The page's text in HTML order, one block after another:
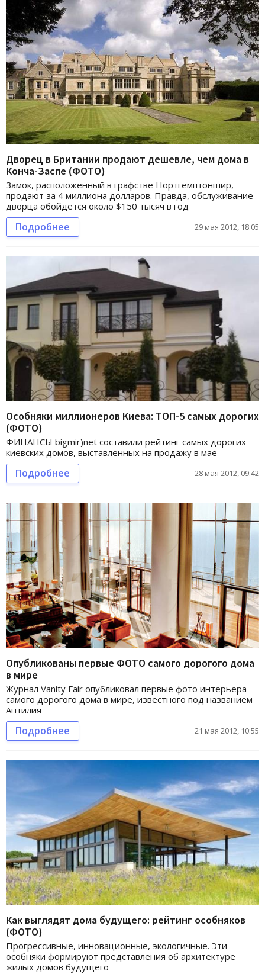
Дворец в Британии продают дешевле, чем дома в
Конча-Заспе (ФОТО)
Замок, расположенный в графстве Нортгемптоншир,
продают за 4 миллиона долларов. Правда, обслуживание
дворца обойдется около $150 тысяч в год
Подробнее 29 мая 2012, 18:05
Особняки миллионеров Киева: ТОП-5 самых дорогих
(ФОТО)
ФИНАНСЫ bigmir)net составили рейтинг самых дорогих
киевских домов, выставленных на продажу в мае
Подробнее 28 мая 2012, 09:42
Опубликованы первые ФОТО самого дорогого дома
в мире
Журнал Vanity Fair опубликовал первые фото интерьера
самого дорогого дома в мире, известного под названием
Антилия
Подробнее 21 мая 2012, 10:55
Как выглядят дома будущего: рейтинг особняков
(ФОТО)
Прогрессивные, инновационные, экологичные. Эти
особняки формируют представления об архитектуре
жилых домов будущего